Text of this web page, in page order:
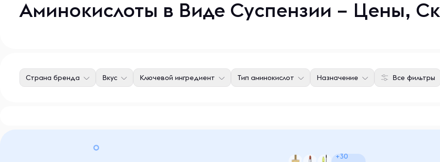
Аминокислоты в Виде Суспензии – Цены,
Все фильтры
Страна бренда Вкус Ключевой ингредиент Тип аминокислот Назначение
+30